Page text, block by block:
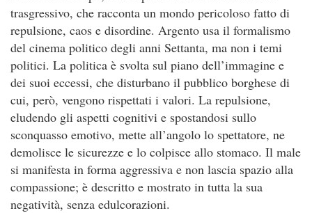
trasgressivo, che racconta un mondo pericoloso fatto di
repulsione, caos e disordine. Argento usa il formalismo
del cinema politico degli anni Settanta, ma non i temi
politici. La politica è svolta sul piano dell’immagine e
dei suoi eccessi, che disturbano il pubblico borghese di
cui, però, vengono rispettati i valori. La repulsione,
eludendo gli aspetti cognitivi e spostandosi sullo
sconquasso emotivo, mette all’angolo lo spettatore, ne
demolisce le sicurezze e lo colpisce allo stomaco. Il male
si manifesta in forma aggressiva e non lascia spazio alla
compassione; è descritto e mostrato in tutta la sua
negatività, senza edulcorazioni.